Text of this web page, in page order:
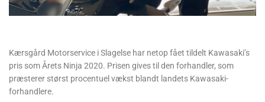
Kærsgård Motorservice i Slagelse har netop fået tildelt Kawasaki’s
pris som Årets Ninja 2020. Prisen gives til den forhandler, som
præsterer størst procentuel vækst blandt landets Kawasaki-
forhandlere.